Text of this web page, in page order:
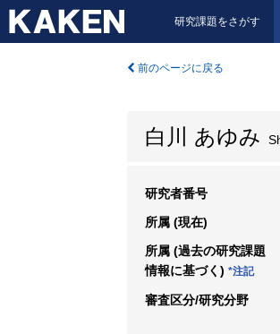
研究課題をさがす
前のページに戻る
白川 あゆみ
研究者番号
所属 (現在)
所属 (過去の研究課題
情報に基づく) *注記
審査区分/研究分野